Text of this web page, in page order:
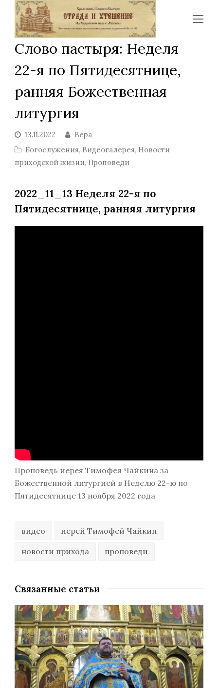
Слово пастыря: Неделя
22-я по Пятидесятнице,
ранняя Божественная
литургия
13.11.2022
Вера
Богослужения, Видеогалерея, Новости
приходской жизни, Проповеди
2022_11_13 Неделя 22-я по
Пятидесятнице, ранняя литургия
Проповедь иерея Тимофея Чайкина за
Божественной литургией в Неделю 22-ю по
Пятидесятнице 13 ноября 2022 года
видео иерей Тимофей Чайкин
новости прихода проповеди
Связанные статьи